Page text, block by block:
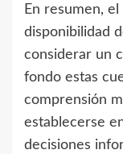
En resumen,
disponibilidad
considerar un
fondo estas
comprensión
establecerse
decisiones